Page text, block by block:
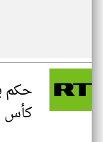
حكم
كأس